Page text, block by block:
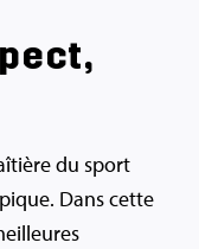
du sport
Dans cette